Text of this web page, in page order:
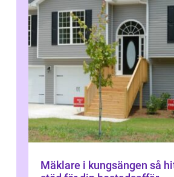
Mäklare i kungsängen så hittar du rätt